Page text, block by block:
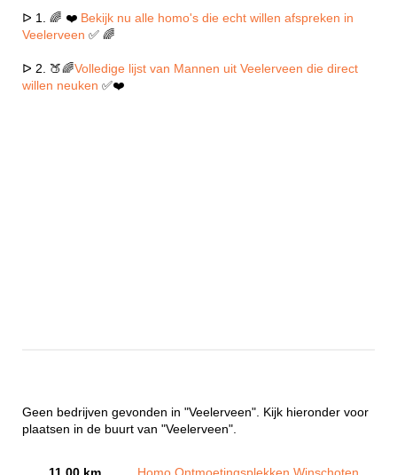
ᐅ 1. 🌈 ❤️ Bekijk nu alle homo's die echt willen afspreken in
Veelerveen ✅ 🌈
ᐅ 2. 🍑🌈Volledige lijst van Mannen uit Veelerveen die direct
willen neuken ✅❤️
Geen bedrijven gevonden in "Veelerveen". Kijk hieronder voor
plaatsen in de buurt van "Veelerveen".